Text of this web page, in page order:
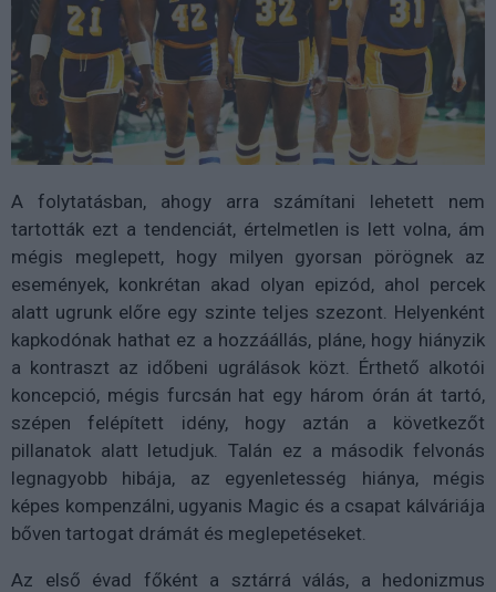
A folytatásban, ahogy arra számítani lehetett nem
tartották ezt a tendenciát, értelmetlen is lett volna, ám
mégis meglepett, hogy milyen gyorsan pörögnek az
események, konkrétan akad olyan epizód, ahol percek
alatt ugrunk előre egy szinte teljes szezont. Helyenként
kapkodónak hathat ez a hozzáállás, pláne, hogy hiányzik
a kontraszt az időbeni ugrálások közt. Érthető alkotói
koncepció, mégis furcsán hat egy három órán át tartó,
szépen felépített idény, hogy aztán a következőt
pillanatok alatt letudjuk. Talán ez a második felvonás
legnagyobb hibája, az egyenletesség hiánya, mégis
képes kompenzálni, ugyanis Magic és a csapat kálváriája
bőven tartogat drámát és meglepetéseket.
Az első évad főként a sztárrá válás, a hedonizmus